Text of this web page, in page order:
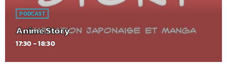
PODCAST
Anime Story
17:30 - 18:30